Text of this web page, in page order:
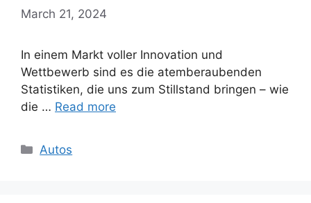
March 21, 2024
In einem Markt voller Innovation und
Wettbewerb sind es die atemberaubenden
Statistiken, die uns zum Stillstand bringen – wie
die … Read more
Categories
Autos